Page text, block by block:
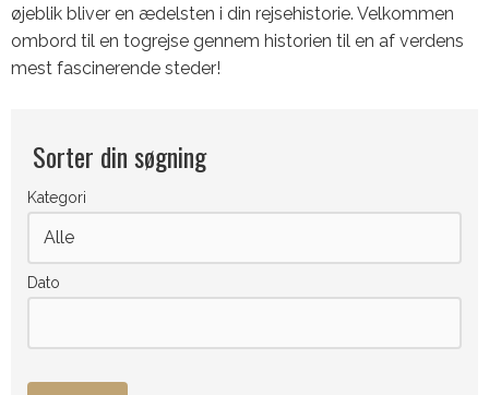
øjeblik bliver en ædelsten i din rejsehistorie. Velkommen
ombord til en togrejse gennem historien til en af verdens
mest fascinerende steder!
Sorter din søgning
Kategori
Dato